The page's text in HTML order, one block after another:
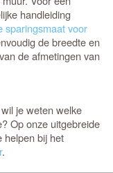
handleiding
sparingsmaat voor
de breedte en
de afmetingen van
je weten welke
Op onze uitgebreide
helpen bij het
.